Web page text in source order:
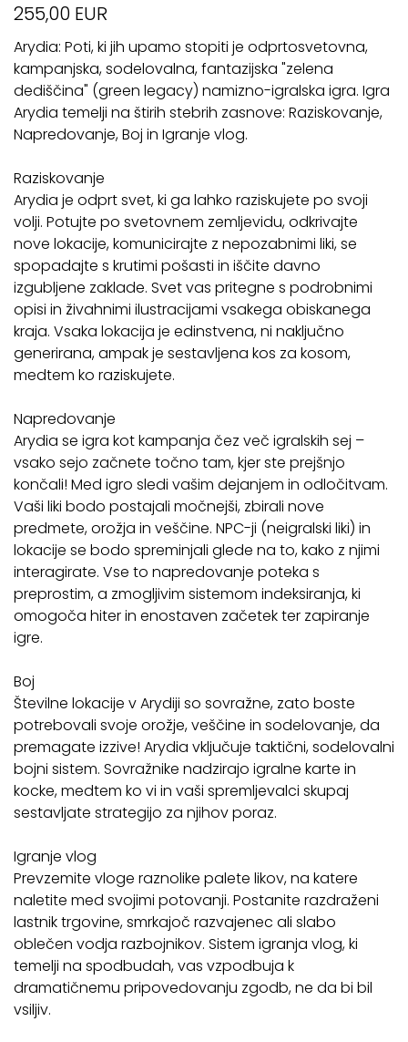
255,00 EUR
Arydia: Poti, ki jih upamo stopiti je odprtosvetovna,
kampanjska, sodelovalna, fantazijska "zelena
dediščina" (green legacy) namizno-igralska igra. Igra
Arydia temelji na štirih stebrih zasnove: Raziskovanje,
Napredovanje, Boj in Igranje vlog.
Raziskovanje
Arydia je odprt svet, ki ga lahko raziskujete po svoji
volji. Potujte po svetovnem zemljevidu, odkrivajte
nove lokacije, komunicirajte z nepozabnimi liki, se
spopadajte s krutimi pošasti in iščite davno
izgubljene zaklade. Svet vas pritegne s podrobnimi
opisi in živahnimi ilustracijami vsakega obiskanega
kraja. Vsaka lokacija je edinstvena, ni naključno
generirana, ampak je sestavljena kos za kosom,
medtem ko raziskujete.
Napredovanje
Arydia se igra kot kampanja čez več igralskih sej –
vsako sejo začnete točno tam, kjer ste prejšnjo
končali! Med igro sledi vašim dejanjem in odločitvam.
Vaši liki bodo postajali močnejši, zbirali nove
predmete, orožja in veščine. NPC-ji (neigralski liki) in
lokacije se bodo spreminjali glede na to, kako z njimi
interagirate. Vse to napredovanje poteka s
preprostim, a zmogljivim sistemom indeksiranja, ki
omogoča hiter in enostaven začetek ter zapiranje
igre.
Boj
Številne lokacije v Arydiji so sovražne, zato boste
potrebovali svoje orožje, veščine in sodelovanje, da
premagate izzive! Arydia vključuje taktični, sodelovalni
bojni sistem. Sovražnike nadzirajo igralne karte in
kocke, medtem ko vi in vaši spremljevalci skupaj
sestavljate strategijo za njihov poraz.
Igranje vlog
Prevzemite vloge raznolike palete likov, na katere
naletite med svojimi potovanji. Postanite razdraženi
lastnik trgovine, smrkajoč razvajenec ali slabo
oblečen vodja razbojnikov. Sistem igranja vlog, ki
temelji na spodbudah, vas vzpodbuja k
dramatičnemu pripovedovanju zgodb, ne da bi bil
vsiljiv.